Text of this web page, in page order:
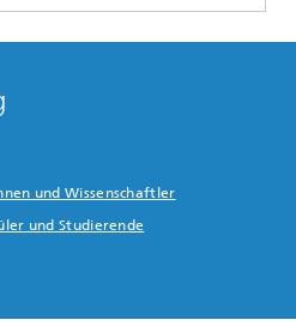
und Wissenschaftler
und Studierende